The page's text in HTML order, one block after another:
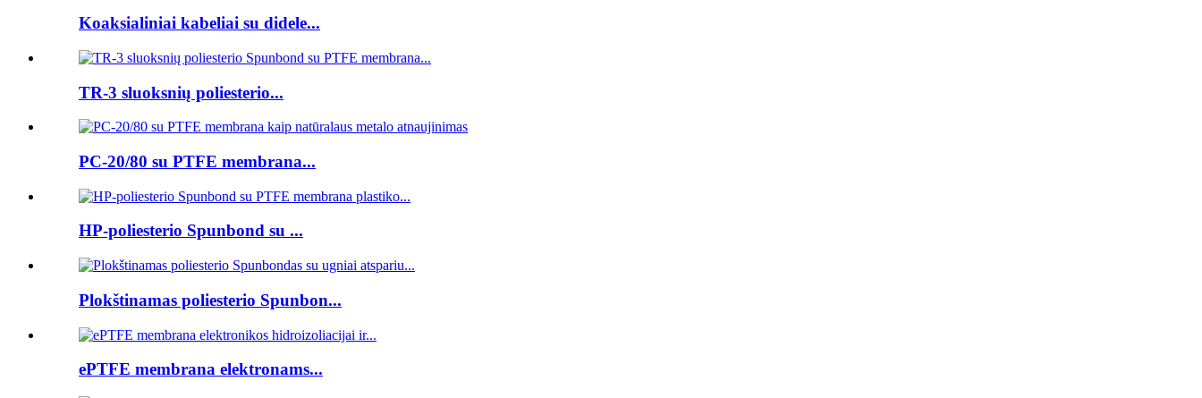
Koaksialiniai kabeliai su didele...
TR-3 sluoksnių poliesterio...
PC-20/80 su PTFE membrana...
HP-poliesterio Spunbond su ...
Plokštinamas poliesterio Spunbon...
ePTFE membrana elektronams...